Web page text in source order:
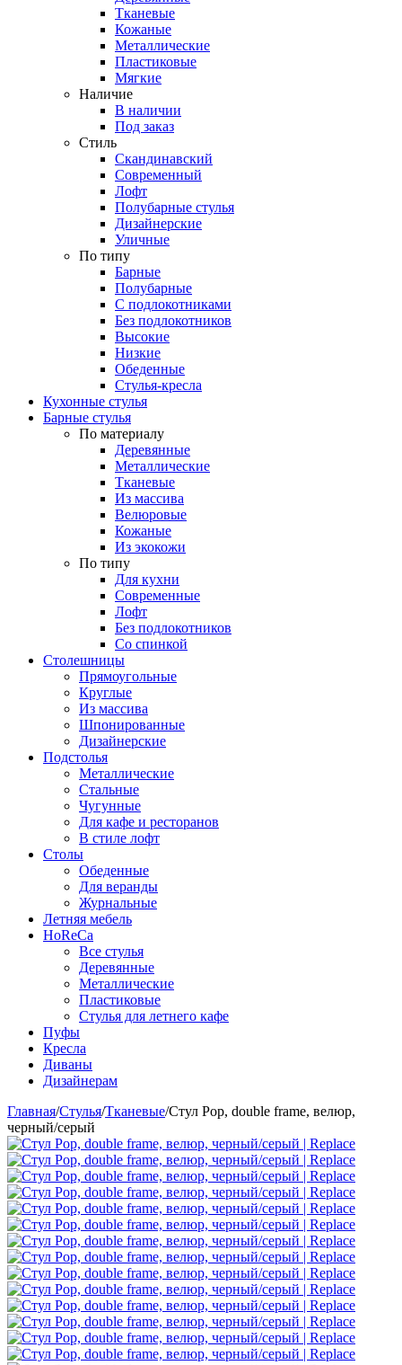
Тканевые
Кожаные
Металлические
Пластиковые
Мягкие
Наличие
В наличии
Под заказ
Стиль
Скандинавский
Современный
Лофт
Полубарные стулья
Дизайнерские
Уличные
По типу
Барные
Полубарные
С подлокотниками
Без подлокотников
Высокие
Низкие
Обеденные
Стулья-кресла
Кухонные стулья
Барные стулья
По материалу
Деревянные
Металлические
Тканевые
Из массива
Велюровые
Кожаные
Из экокожи
По типу
Для кухни
Современные
Лофт
Без подлокотников
Со спинкой
Столешницы
Прямоугольные
Круглые
Из массива
Шпонированные
Дизайнерские
Подстолья
Металлические
Стальные
Чугунные
Для кафе и ресторанов
В стиле лофт
Столы
Обеденные
Для веранды
Журнальные
Летняя мебель
HoReCa
Все стулья
Деревянные
Металлические
Пластиковые
Стулья для летнего кафе
Пуфы
Кресла
Диваны
Дизайнерам
Главная/Стулья/Тканевые/Стул Рор, double frame, велюр,
черный/серый